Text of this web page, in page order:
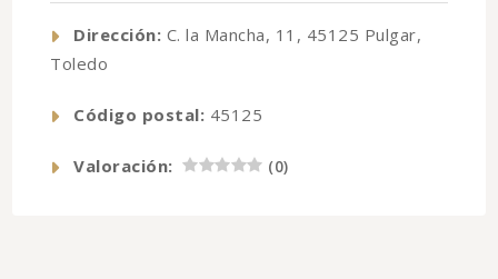
Dirección: C. la Mancha, 11, 45125 Pulgar,
Toledo
Código postal: 45125
Valoración: (0)